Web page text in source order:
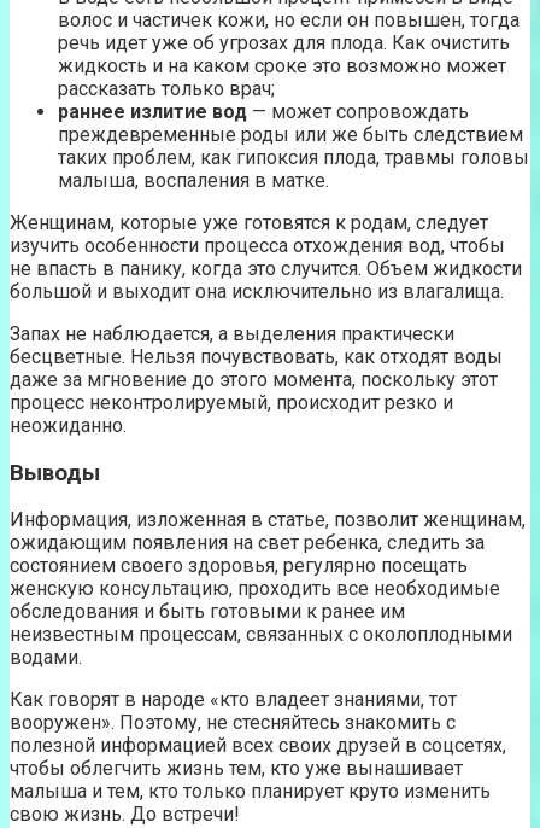
волос и частичек кожи, но если он повышен, тогда
речь идет уже об угрозах для плода. Как очистить
жидкость и на каком сроке это возможно может
рассказать только врач;
раннее излитие вод — может сопровождать
преждевременные роды или же быть следствием
таких проблем, как гипоксия плода, травмы головы
малыша, воспаления в матке.
Женщинам, которые уже готовятся к родам, следует
изучить особенности процесса отхождения вод, чтобы
не впасть в панику, когда это случится. Объем жидкости
большой и выходит она исключительно из влагалища.
Запах не наблюдается, а выделения практически
бесцветные. Нельзя почувствовать, как отходят воды
даже за мгновение до этого момента, поскольку этот
процесс неконтролируемый, происходит резко и
неожиданно.
Выводы
Информация, изложенная в статье, позволит женщинам,
ожидающим появления на свет ребенка, следить за
состоянием своего здоровья, регулярно посещать
женскую консультацию, проходить все необходимые
обследования и быть готовыми к ранее им
неизвестным процессам, связанных с околоплодными
водами.
Как говорят в народе «кто владеет знаниями, тот
вооружен». Поэтому, не стесняйтесь знакомить с
полезной информацией всех своих друзей в соцсетях,
чтобы облегчить жизнь тем, кто уже вынашивает
малыша и тем, кто только планирует круто изменить
свою жизнь. До встречи!